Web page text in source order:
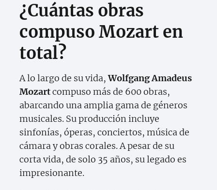
¿Cuántas obras
compuso Mozart en
total?
A lo largo de su vida,Wolfgang Amadeus
Mozartcompuso más de 600 obras,
abarcando una amplia gama de géneros
musicales. Su producción incluye
sinfonías, óperas, conciertos, música de
cámara y obras corales. A pesar de su
corta vida, de solo 35 años, su legado es
impresionante.